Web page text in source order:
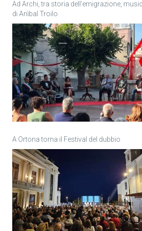
Ad Archi, tra storia dell’emigrazione,
di Anìbal Troilo
A Ortona torna il Festival del dubbio